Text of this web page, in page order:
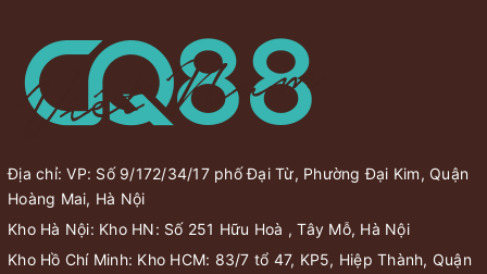
Địa chỉ: VP: Số 9/172/34/17 phố Đại Từ, Phường Đại Kim, Quận
Hoàng Mai, Hà Nội
Kho Hà Nội: Kho HN: Số 251 Hữu Hoà , Tây Mỗ, Hà Nội
Kho Hồ Chí Minh: Kho HCM: 83/7 tổ 47, KP5, Hiệp Thành, Quận